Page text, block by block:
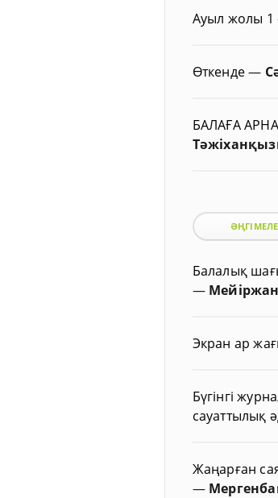
Ауыл жолы 1
Өткенде—
БАЛАҒА
Балалық
—
Экран ар
Бүгінгі
сауаттылық
Жаңарған
—